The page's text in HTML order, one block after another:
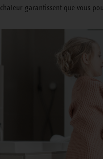
chaleur garantissent que vous